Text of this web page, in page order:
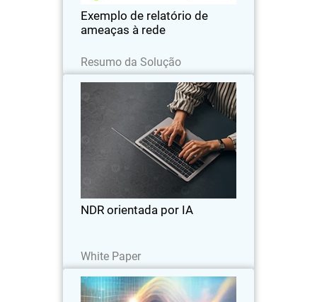
Exemplo de relatório de
ameaças à rede
Resumo da Solução
NDR orientada por IA
White Paper
NDR orientada por IA
Body
Descubra os cinco casos de uso críticos
cobertos pelo ThreatSync NDR e o valor
que isso agrega às pequenas equipes
de segurança.
Thumbnail NDR orientada por IA